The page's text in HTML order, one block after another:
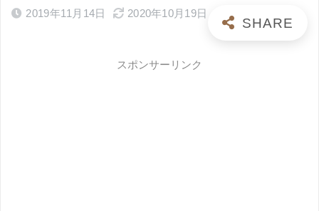
2019年11月14日 2020年10月19日
スポンサーリンク